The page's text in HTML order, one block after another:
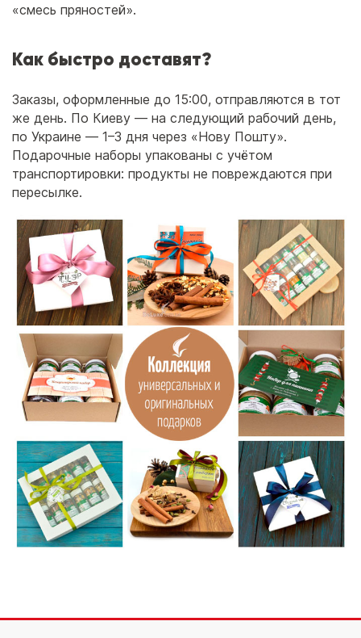
«смесь пряностей».
Как быстро доставят?
Заказы, оформленные до 15:00, отправляются в тот
же день. По Киеву — на следующий рабочий день,
по Украине — 1–3 дня через «Нову Пошту».
Подарочные наборы упакованы с учётом
транспортировки: продукты не повреждаются при
пересылке.